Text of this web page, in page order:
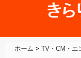
ホーム > TV・CM・エ